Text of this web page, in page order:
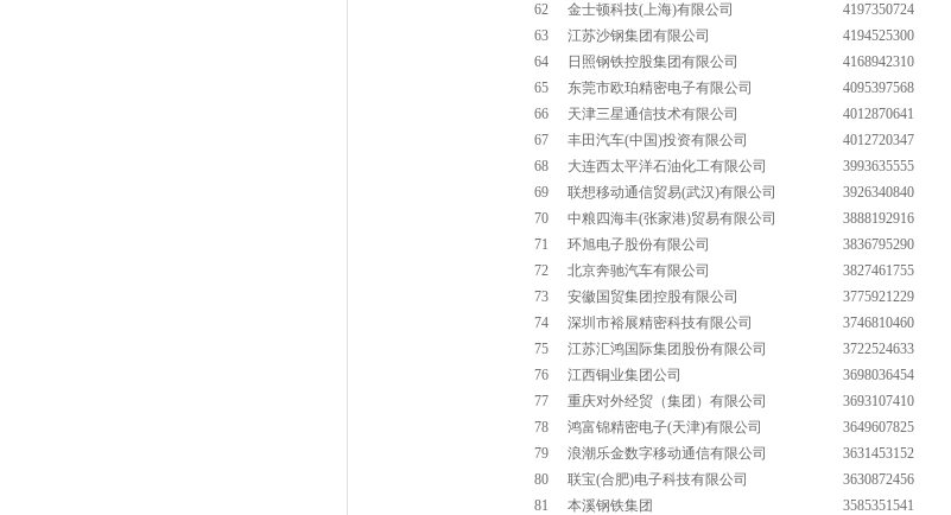
62
金士顿科技(上海)有限公司
4197350724
63
江苏沙钢集团有限公司
4194525300
64
日照钢铁控股集团有限公司
4168942310
65
东莞市欧珀精密电子有限公司
4095397568
66
天津三星通信技术有限公司
4012870641
67
丰田汽车(中国)投资有限公司
4012720347
68
大连西太平洋石油化工有限公司
3993635555
69
联想移动通信贸易(武汉)有限公司
3926340840
70
中粮四海丰(张家港)贸易有限公司
3888192916
71
环旭电子股份有限公司
3836795290
72
北京奔驰汽车有限公司
3827461755
73
安徽国贸集团控股有限公司
3775921229
74
深圳市裕展精密科技有限公司
3746810460
75
江苏汇鸿国际集团股份有限公司
3722524633
76
江西铜业集团公司
3698036454
77
重庆对外经贸（集团）有限公司
3693107410
78
鸿富锦精密电子(天津)有限公司
3649607825
79
浪潮乐金数字移动通信有限公司
3631453152
80
联宝(合肥)电子科技有限公司
3630872456
81
本溪钢铁集团
3585351541